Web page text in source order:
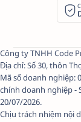
Công ty TNHH Code
Địa chỉ: Số 30, thôn
Mã số doanh nghiệp:
chính doanh nghiệp -
20/07/2026.
Chịu trách nhiệm nội